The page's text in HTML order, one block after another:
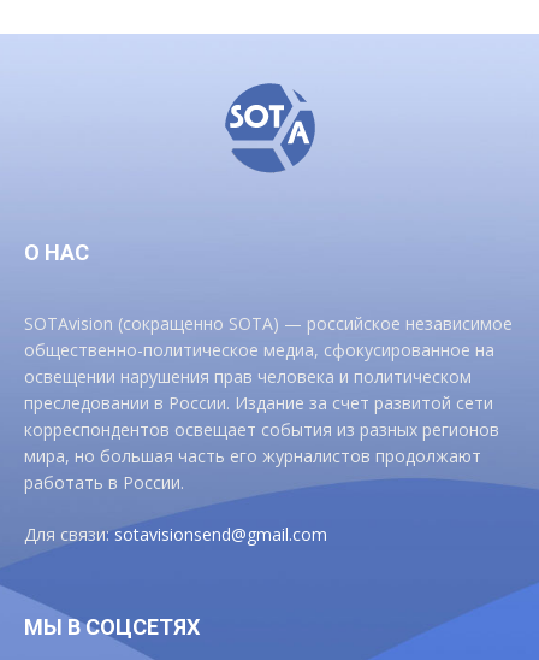
О НАС
SOTAvision (сокращенно SOTA) — российское независимое
общественно-политическое медиа, сфокусированное на
освещении нарушения прав человека и политическом
преследовании в России. Издание за счет развитой сети
корреспондентов освещает события из разных регионов
мира, но большая часть его журналистов продолжают
работать в России.
Для связи:sotavisionsend@gmail.com
МЫ В СОЦСЕТЯХ